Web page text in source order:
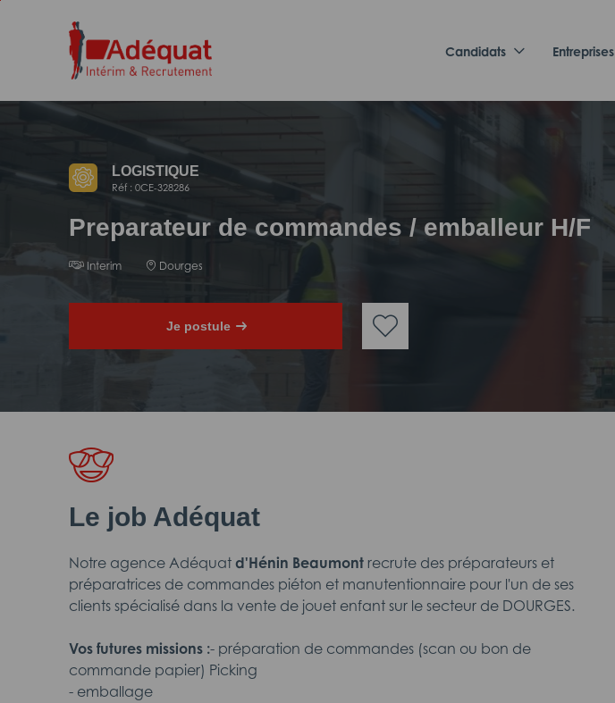
navigation
Candidats Entreprises
LOGISTIQUE
Réf : 0CE-328286
Preparateur de commandes / emballeur H/F
Interim Dourges
Je postule
Le job Adéquat
Notre agence Adéquat d'Hénin Beaumont recrute des préparateurs et
préparatrices de commandes piéton et manutentionnaire pour l'un de ses
clients spécialisé dans la vente de jouet enfant sur le secteur de DOURGES.
Vos futures missions :- préparation de commandes (scan ou bon de
commande papier) Picking
- emballage